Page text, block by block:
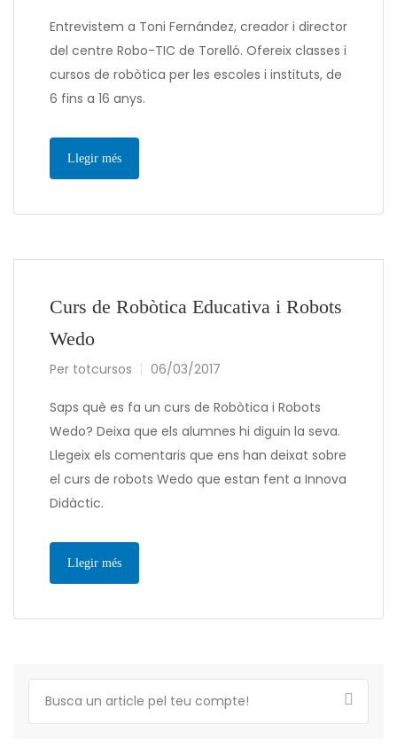
Entrevistem a Toni Fernández, creador i director
del centre Robo-TIC de Torelló. Ofereix classes i
cursos de robòtica per les escoles i instituts, de
6 fins a 16 anys.
Llegir més
Curs de Robòtica Educativa i Robots
Wedo
Per totcursos 06/03/2017
Saps què es fa un curs de Robòtica i Robots
Wedo? Deixa que els alumnes hi diguin la seva.
Llegeix els comentaris que ens han deixat sobre
el curs de robots Wedo que estan fent a Innova
Didàctic.
Llegir més